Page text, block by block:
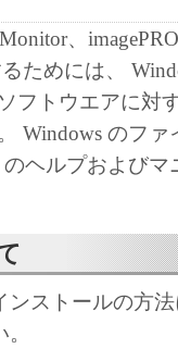
の下で、「許諾
す。その場合、
約の条件に従わ
いただくものと
、譲渡、頒布、
トウエア」を使
ウエア」の全部
ジニアリング、
とはできません
、
ためには、
フトウエアに対
Windows のフ
ヘルプおよび
ンストールの方